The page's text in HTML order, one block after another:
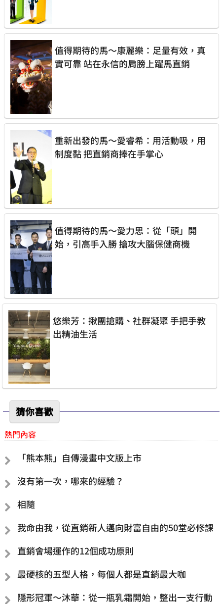
值得期待的馬～康麗樂：足量有效，真
實可靠 站在永信的肩膀上躍馬直銷
重新出發的馬～愛睿希：用活動吸，用
制度黏 把直銷商捧在手掌心
值得期待的馬～愛力思：從「頭」開
始，引高手入勝 搶攻大腦保健商機
悠樂芳：揪團搶購、社群凝聚 手把手教
出精油生活
猜你喜歡
熱門內容
「熊本熊」自傳漫畫中文版上市
沒有第一次，哪來的經驗？
相隨
我命由我，從直銷新人邁向財富自由的50堂必修課
直銷會場運作的12個成功原則
最硬核的五型人格，每個人都是直銷最大咖
隱形冠軍～沐華：從一瓶乳霜開始，整出一支行動